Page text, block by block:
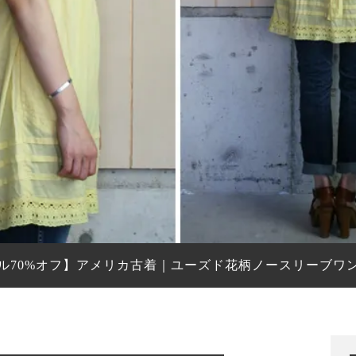
70%オフ】アメリカ古着｜ユーズド花柄ノースリーブワ